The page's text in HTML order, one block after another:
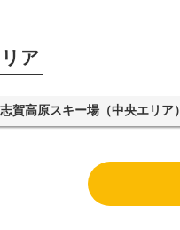
ア
志賀高原スキー場（中央エリア）